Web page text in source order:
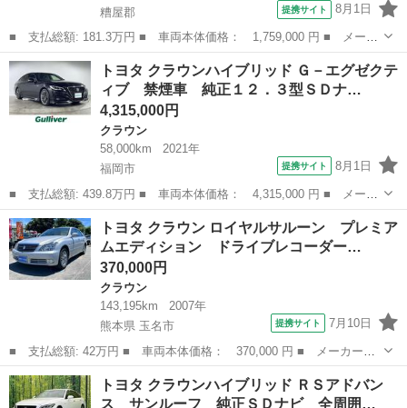
糟屋郡
提携サイト 8月1日
■ 支払総額: 181.3万円 ■ 車両本体価格： 1,759,000 円 ■ メーカ
ー名： トヨタ ■ 車種名： クラウンハイブリッド ■ グレード
名： アスリートＳ 後期型 禁煙車 メーカーＳＤナビ ブルーレ
イ再生 Ｂ...
福岡 糟屋郡 クラウン
トヨタ クラウンハイブリッド Ｇ－エグゼクテ
ィブ 禁煙車 純正１２．３型ＳＤナ…
4,315,000円
クラウン
58,000km
2021年
福岡市
提携サイト 8月1日
■ 支払総額: 439.8万円 ■ 車両本体価格： 4,315,000 円 ■ メーカ
ー名： トヨタ ■ 車種名： クラウンハイブリッド ■ グレード
名： Ｇ－エグゼクティブ 禁煙車 純正１２．３型ＳＤナビ フル
セグ／ＢＴ...
福岡 福岡市 クラウン
トヨタ クラウン ロイヤルサルーン プレミア
ムエディション ドライブレコーダー…
370,000円
クラウン
143,195km
2007年
熊本県 玉名市
提携サイト 7月10日
■ 支払総額: 42万円 ■ 車両本体価格： 370,000 円 ■ メーカー
名： トヨタ ■ 車種名： クラウン ■ グレード名： ロイヤルサ
ルーン プレミアムエディション ドライブレコーダー ＥＴＣ ク
熊本 玉名市 クラウン
トヨタ クラウンハイブリッド ＲＳアドバン
ス サンルーフ 純正ＳＤナビ 全周囲…